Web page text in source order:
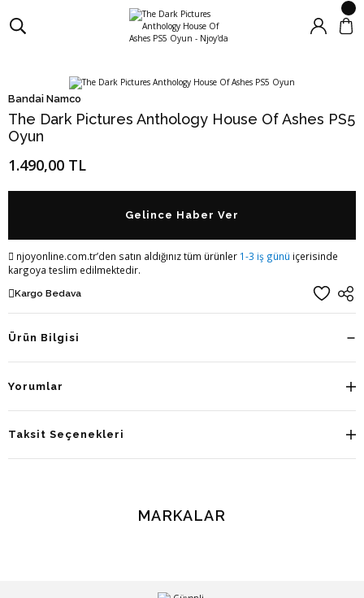
Bandai Namco
The Dark Pictures Anthology House Of Ashes PS5
Oyun
1.490,00 TL
Gelince Haber Ver
njoyonline.com.tr’den satın aldığınız tüm ürünler 1-3 iş günü içerisinde
kargoya teslim edilmektedir.
Kargo Bedava
Ürün Bilgisi
Yorumlar
Taksit Seçenekleri
MARKALAR